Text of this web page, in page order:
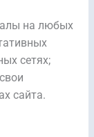
на любых
сетях;
сайта.